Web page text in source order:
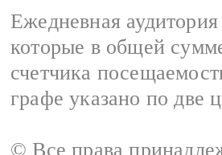
Ежедневная
которые в общей
счетчика
графе указано по две
© Все права